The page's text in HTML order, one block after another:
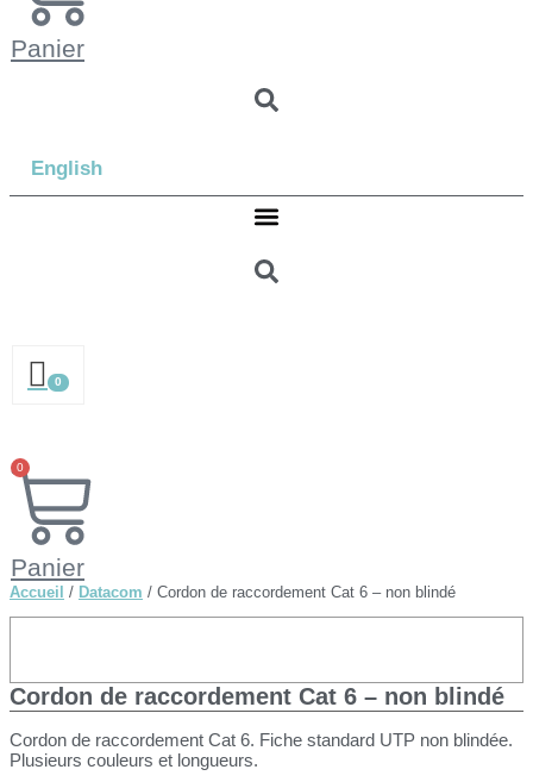
Panier
English
0
0
Panier
Accueil / Datacom / Cordon de raccordement Cat 6 – non blindé
Cordon de raccordement Cat 6 – non blindé
Cordon de raccordement Cat 6. Fiche standard UTP non blindée.
Plusieurs couleurs et longueurs.